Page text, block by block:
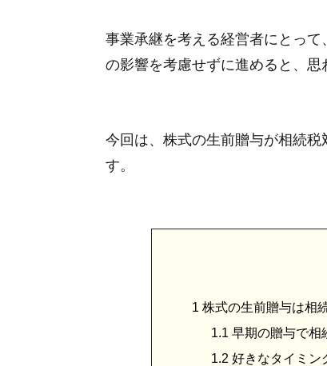
事業承継を考える経営者にとっ
の影響を考慮せずに進めると、思
今回は、株式の生前贈与が相続
す。
1 株式の生前贈与は相
1.1 早期の贈与で相
1.2 好きなタイミン